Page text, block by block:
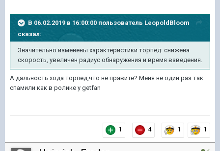
В 06.02.2019 в 16:00:00 пользователь LeopoldBloom
сказал:
Значительно изменены характеристики торпед: снижена
скорость, увеличен радиус обнаружения и время взведения.
А дальность хода торпед,что не правите? Меня не один раз так
спамили как в ролике у getfan
1 4 1 1